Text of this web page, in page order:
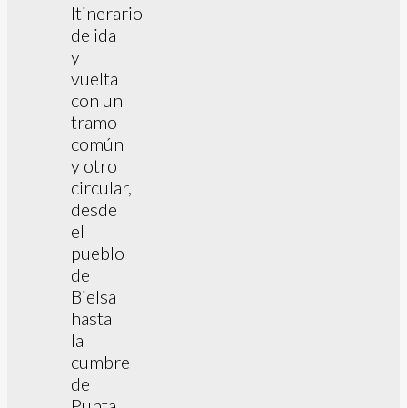
Itinerario
de ida
y
vuelta
con un
tramo
común
y otro
circular,
desde
el
pueblo
de
Bielsa
hasta
la
cumbre
de